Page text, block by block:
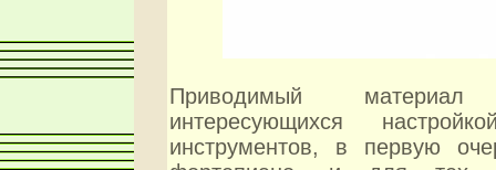
Приводимый
интересующихся
инструментов, в первую